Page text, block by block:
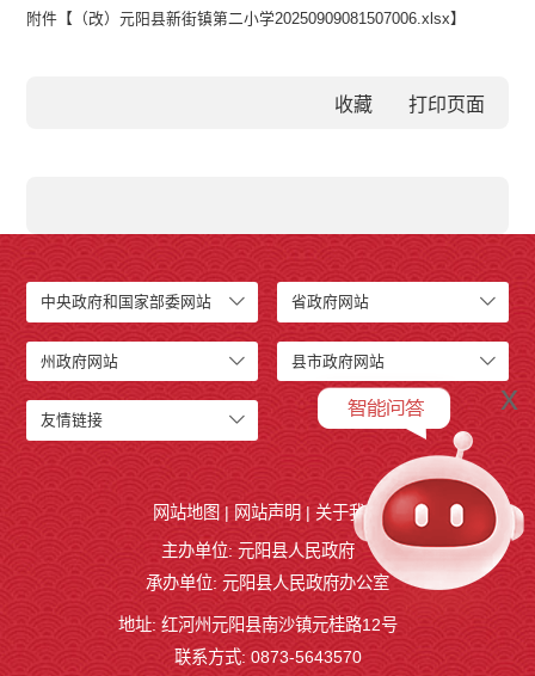
附件【 （改）元阳县新街镇第二小学20250909081507006.xlsx】
收藏
中央政府和国家部委网站 省政府网站
州政府网站 县市政府网站
友情链接
x
网站地图 | 网站声明 | 关于我们
主办单位: 元阳县人民政府
承办单位: 元阳县人民政府办公室
地址: 红河州元阳县南沙镇元桂路12号
联系方式: 0873-5643570